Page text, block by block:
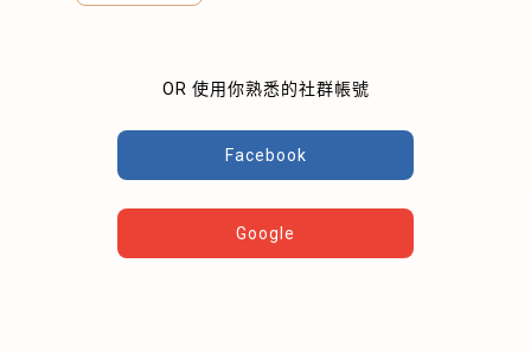
OR 使用你熟悉的社群帳號
Facebook
Google